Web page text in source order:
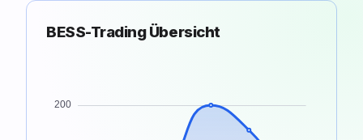
BESS-Trading Übersicht